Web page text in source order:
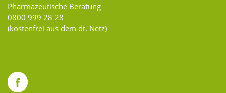
Pharmazeutische Beratung
0800 999 28 28
(kostenfrei aus dem dt. Netz)